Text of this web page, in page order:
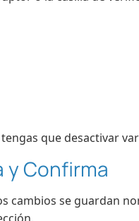
que desactivar
y Confirma
cambios se guardan